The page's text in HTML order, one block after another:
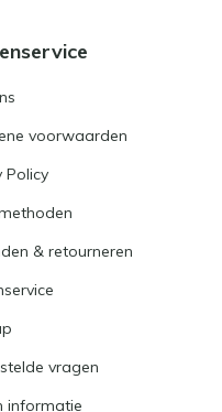
voorwaarden
Policy
& retourneren
vragen
informatie